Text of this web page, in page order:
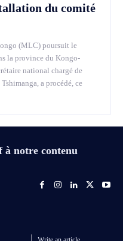
du comité
(MLC) poursuit le
la province du Kongo-
national chargé de
a procédé, ce
à notre contenu